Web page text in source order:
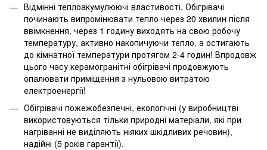
Відмінні теплоакумулюючі властивості. Обігрівачі
починають випромінювати тепло через 20 хвилин після
ввімкнення, через 1 годину виходять на свою робочу
температуру, активно накопичуючи тепло, а остигають
до кімнатної температури протягом 2-4 годин! Впродовж
цього часу керамогранітні обігрівачі продовжують
опалювати приміщення з нульовою витратою
електроенергії!
Обігрівачі пожежобезпечні, екологічні (у виробництві
використовуються тільки природні матеріали, які при
нагріванні не виділяють ніяких шкідливих речовин),
надійні (5 років гарантії).